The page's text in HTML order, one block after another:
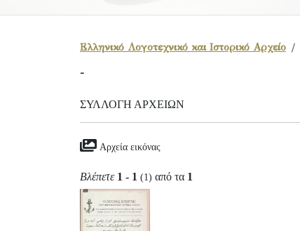
Ελληνικό Λογοτεχνικό και Ιστορικό Αρχείο
-
ΣΥΛΛΟΓΉ ΑΡΧΕΊΩΝ
Αρχεία εικόνας
Βλέπετε 1 - 1 (1) από τα 1